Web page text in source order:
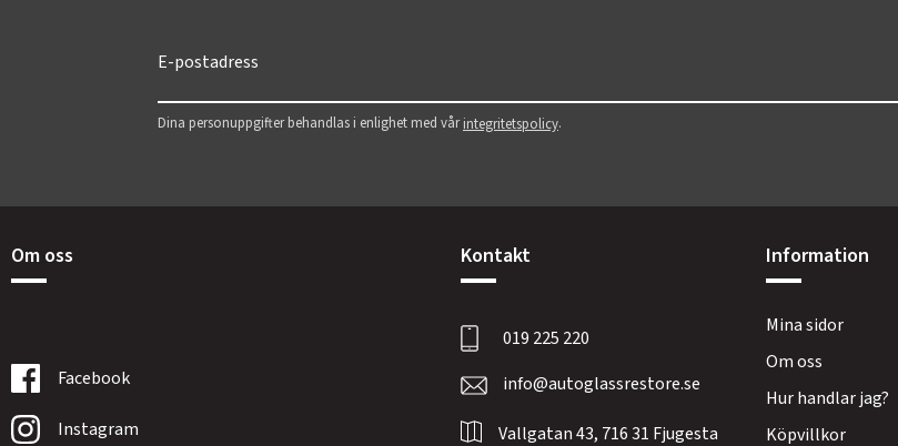
Dina personuppgifter behandlas i enlighet med vårintegritetspolicy.
Om oss
Facebook
Instagram
Kontakt
019 225 220
info@autoglassrestore.se
Vallgatan 43, 716 31 Fjugesta
Information
Mina sidor
Om oss
Hur handlar jag?
Köpvillkor